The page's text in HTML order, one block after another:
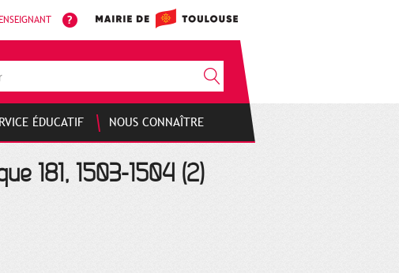
ENSEIGNANT
ÉDUCATIF NOUS CONNAÎTRE
181, 1503-1504 (2)